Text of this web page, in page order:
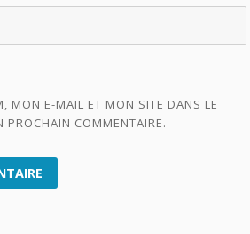
MON E-MAIL ET MON SITE DANS LE
PROCHAIN COMMENTAIRE.